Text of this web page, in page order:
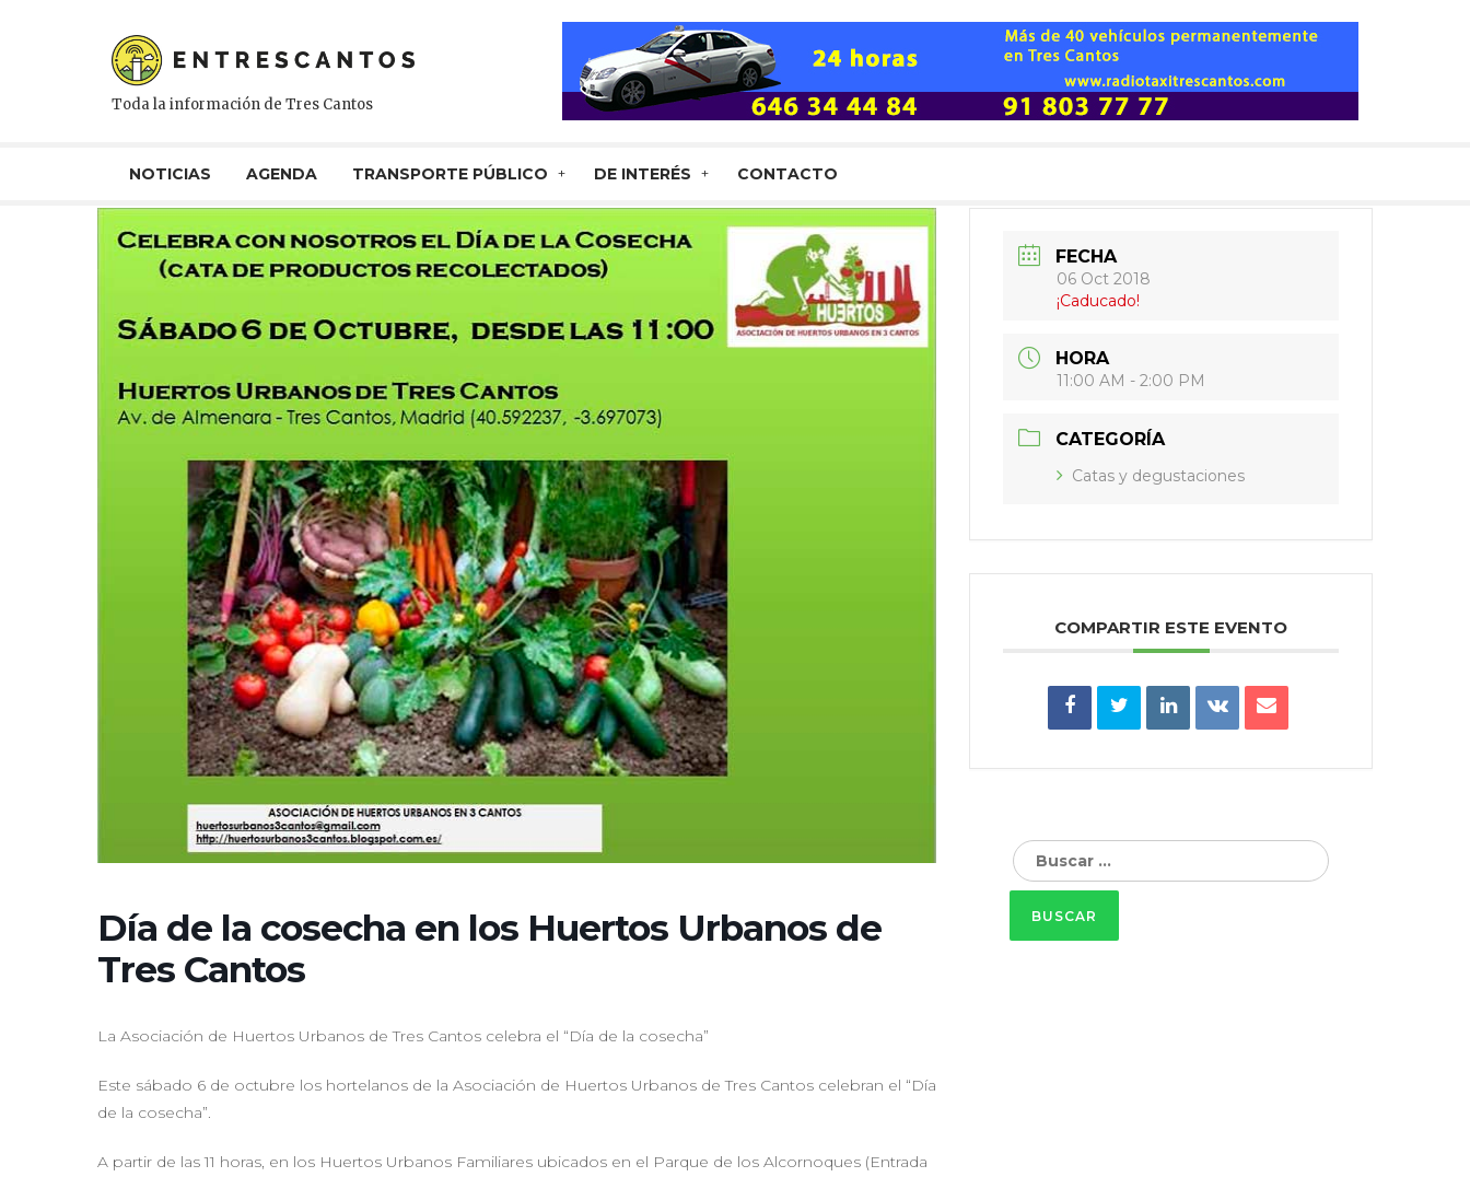
Toda la información de Tres Cantos
NOTICIAS AGENDA TRANSPORTE PÚBLICO DE INTERÉS CONTACTO
Día de la cosecha en los Huertos Urbanos de
Tres Cantos
La Asociación de Huertos Urbanos de Tres Cantos celebra el “Día de la cosecha”
Este sábado 6 de octubre los hortelanos de la Asociación de Huertos Urbanos de Tres Cantos celebran el “Día
de la cosecha”.
A partir de las 11 horas, en los Huertos Urbanos Familiares ubicados en el Parque de los Alcornoques (Entrada
FECHA
06 Oct 2018
¡Caducado!
HORA
11:00 AM - 2:00 PM
CATEGORÍA
Catas y degustaciones
COMPARTIR ESTE EVENTO
Buscar: